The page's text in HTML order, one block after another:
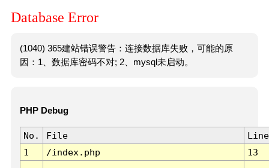
Database Error
(1040) 365建站错误警告：连接数据库失败，可能的原
因：1、数据库密码不对; 2、mysql未启动。
PHP Debug
No. File
Line
1
/index.php 13